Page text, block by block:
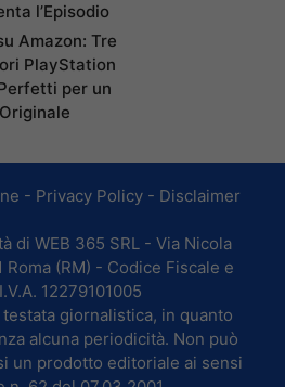
l’Episodio
Amazon: Tre
PlayStation
per un
- Privacy Policy - Disclaimer
di WEB 365 SRL - Via Nicola
Roma (RM) - Codice Fiscale e
12279101005
giornalistica, in quanto
alcuna periodicità. Non può
un prodotto editoriale ai sensi